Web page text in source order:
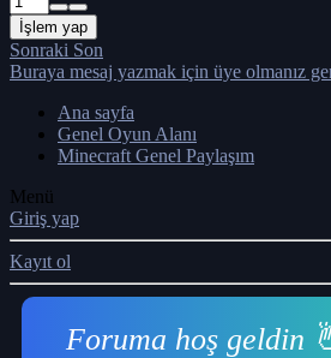
İşlem yap
Sonraki Son
Buraya mesaj yazmak için üye olmanız
Ana sayfa
Genel Oyun Alanı
Minecraft Genel Paylaşım
Menü
Giriş yap
Kayıt ol
Foruma hoş geldin